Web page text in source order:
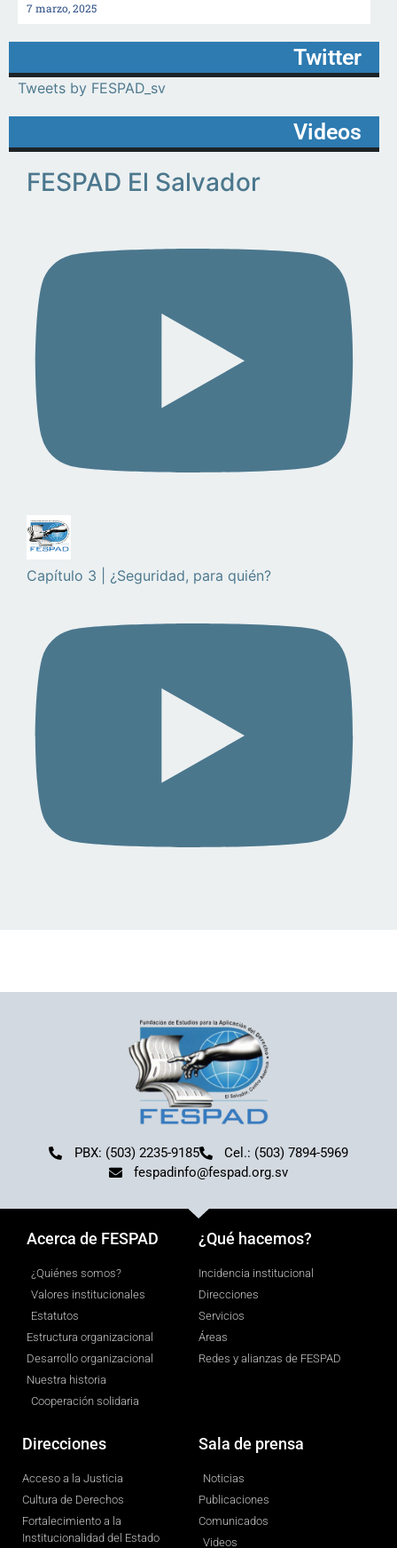
7 marzo, 2025
Twitter
Tweets by FESPAD_sv
Videos
FESPAD El Salvador
Capítulo 3 | ¿Seguridad, para quién?
PBX: (503) 2235-9185
Cel.: (503) 7894-5969
fespadinfo@fespad.org.sv
Acerca de FESPAD
¿Quiénes somos?
Valores institucionales
Estatutos
Estructura organizacional
Desarrollo organizacional
Nuestra historia
Cooperación solidaria
¿Qué hacemos?
Incidencia institucional
Direcciones
Servicios
Áreas
Redes y alianzas de FESPAD
Direcciones
Acceso a la Justicia
Cultura de Derechos
Fortalecimiento a la
Institucionalidad del Estado
Sala de prensa
Noticias
Publicaciones
Comunicados
Videos